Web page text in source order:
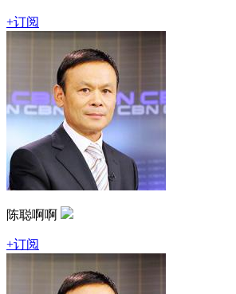
+订阅
陈聪啊啊
+订阅